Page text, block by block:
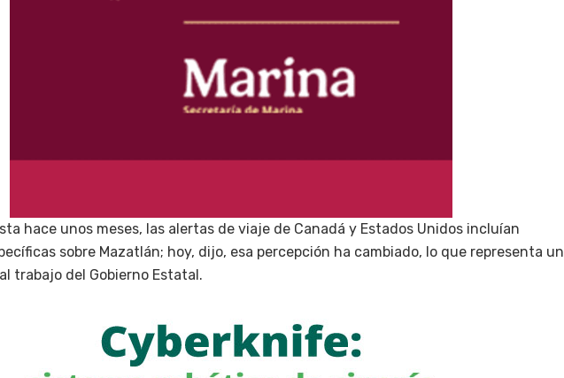
hace unos meses, las alertas de viaje de Canadá y Estados Unidos incluían
sobre Mazatlán; hoy, dijo, esa percepción ha cambiado, lo que representa un
trabajo del Gobierno Estatal.